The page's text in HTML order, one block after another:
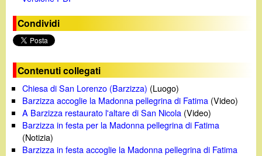
Condividi
Contenuti collegati
Chiesa di San Lorenzo (Barzizza) (Luogo)
Barzizza accoglie la Madonna pellegrina di Fatima (Video)
A Barzizza restaurato l'altare di San Nicola (Video)
Barzizza in festa per la Madonna pellegrina di Fatima
(Notizia)
Barzizza in festa accoglie la Madonna pellegrina di Fatima